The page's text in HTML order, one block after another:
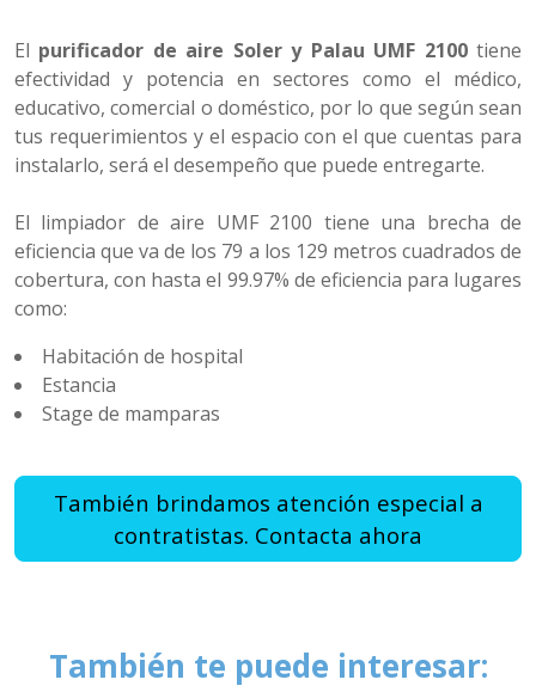
El purificador de aire Soler y Palau UMF 2100tiene
efectividad y potencia en sectores como el médico,
educativo, comercial o doméstico, por lo que según sean
tus requerimientos y el espacio con el que cuentas para
instalarlo, será el desempeño que puede entregarte.
El limpiador de aire UMF 2100 tiene una brecha de
eficiencia que va de los 79 a los 129 metros cuadrados de
cobertura, con hasta el 99.97% de eficiencia para lugares
como:
Habitación de hospital
Estancia
Stage de mamparas
También brindamos atención especial a
contratistas. Contacta ahora
También te puede interesar: